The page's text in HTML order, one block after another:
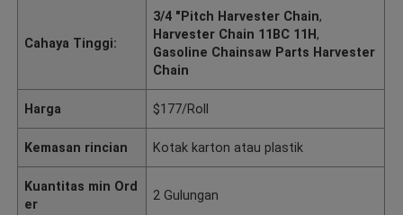
Cahaya Tinggi:
3/4 "Pitch Harvester Chain,
Harvester Chain 11BC 11H,
Gasoline Chainsaw Parts Harvester
Chain
Harga $177/Roll
Kemasan rincian Kotak karton atau plastik
Kuantitas min Ord
er
2 Gulungan